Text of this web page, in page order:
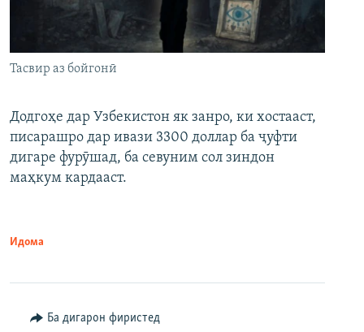
Тасвир аз бойгонӣ
Додгоҳе дар Узбекистон як занро, ки хостааст,
писарашро дар ивази 3300 доллар ба ҷуфти
дигаре фурӯшад, ба севуним сол зиндон
маҳкум кардааст.
Идома
Ба дигарон фиристед